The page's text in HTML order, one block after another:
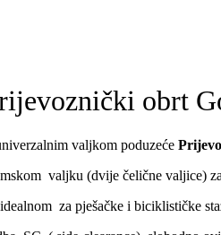
obrt
valjkom poduzeće
valjku (dvije čelične valjice)
za pješačke i biciklističke